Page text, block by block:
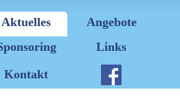
Aktuelles
Angebote
Links
Kontakt